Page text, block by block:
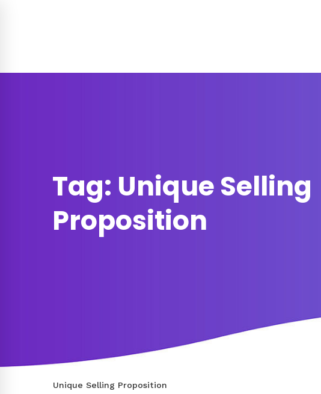
Tag: Unique Selling
Proposition
Unique Selling Proposition